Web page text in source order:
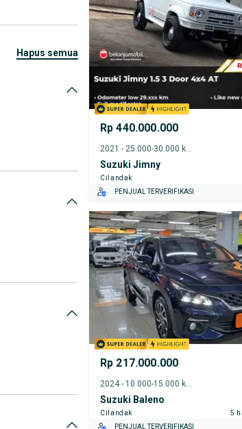
hapus semua
Rp 440.000.000
Suzuki Jimny
Cilandak
PENJUAL TERVERIFIKASI
Rp 217.000.000
Suzuki Baleno
Cilandak
5
PENJUAL TERVERIFIKASI